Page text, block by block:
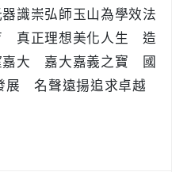
識崇弘師玉山為學效法
真正理想美化人生 造
嘉大 嘉大嘉義之寶 國
展 名聲遠揚追求卓越